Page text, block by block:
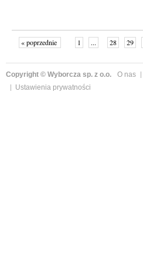
« poprzednie 1 ... 28 29
Copyright © Wyborcza sp. z o.o. O nas
Ustawienia prywatności